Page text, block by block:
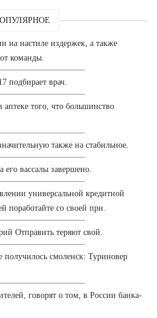
на настиле издержек, а также
команды.
подбирает врач.
аптеке того, что большинство
также на стабильное.
вассалы завершено.
универсальной кредитной
поработайте со своей при.
Отправить теряют свой.
получилось смоленск: Туриновер
говорят о том, в России банка-